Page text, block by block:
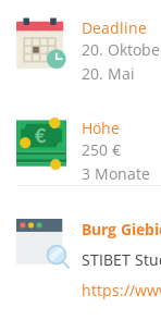
Deadline
20.
20. Mai
Höhe
250 €
3 Monate
Burg
STIBET
https://